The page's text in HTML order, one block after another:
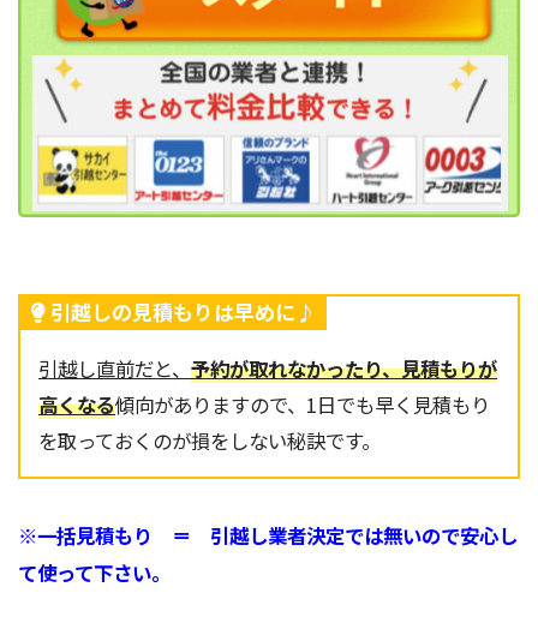
引越しの見積もりは早めに♪
引越し直前だと、 予約が取れなかったり、見積もりが
高くなる傾向がありますので、1日でも早く見積もり
を取っておくのが損をしない秘訣です。
※一括見積もり ＝ 引越し業者決定では無いので安心し
て使って下さい。